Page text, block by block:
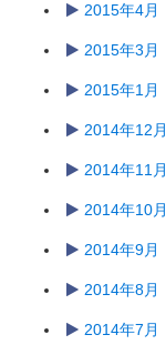
2015年4月
2015年3月
2015年1月
2014年12月
2014年11月
2014年10月
2014年9月
2014年8月
2014年7月